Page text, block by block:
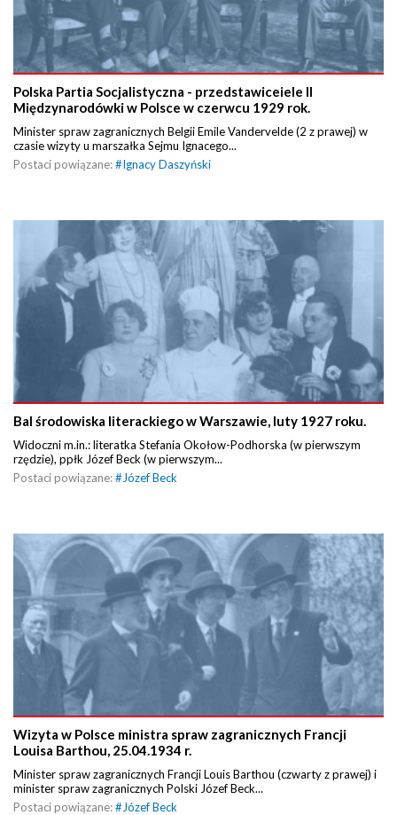
Polska Partia Socjalistyczna - przedstawiceiele II
Międzynarodówki w Polsce w czerwcu 1929 rok.
Minister spraw zagranicznych Belgii Emile Vandervelde (2 z prawej) w
czasie wizyty u marszałka Sejmu Ignacego...
Postaci powiązane:#Ignacy Daszyński
Bal środowiska literackiego w Warszawie, luty 1927 roku.
Widoczni m.in.: literatka Stefania Okołow-Podhorska (w pierwszym
rzędzie), ppłk Józef Beck (w pierwszym...
Postaci powiązane:# Józef Beck
Wizyta w Polsce ministra spraw zagranicznych Francji
Louisa Barthou, 25.04.1934 r.
Minister spraw zagranicznych Francji Louis Barthou (czwarty z prawej) i
minister spraw zagranicznych Polski Józef Beck...
Postaci powiązane:# Józef Beck